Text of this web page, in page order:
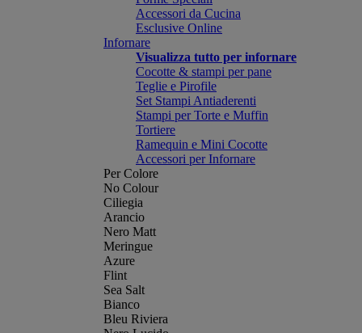
Accessori da Cucina
Esclusive Online
Infornare
Visualizza tutto per infornare
Cocotte & stampi per pane
Teglie e Pirofile
Set Stampi Antiaderenti
Stampi per Torte e Muffin
Tortiere
Ramequin e Mini Cocotte
Accessori per Infornare
Per Colore
No Colour
Ciliegia
Arancio
Nero Matt
Meringue
Azure
Flint
Sea Salt
Bianco
Bleu Riviera